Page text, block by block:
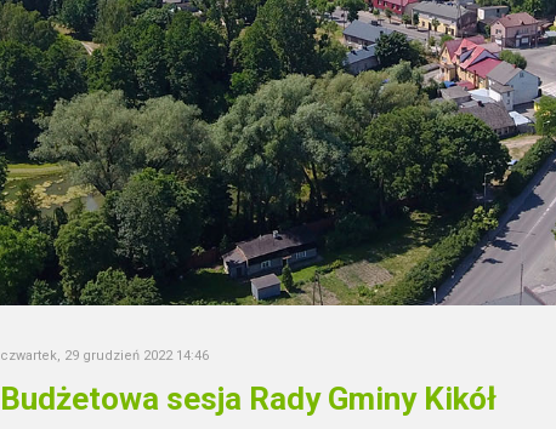
czwartek, 29 grudzień 2022 14:46
Budżetowa sesja Rady Gminy Kikół